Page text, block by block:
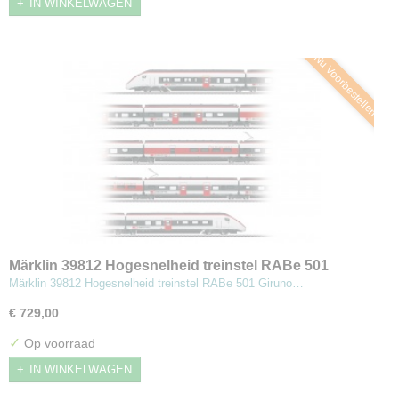
IN WINKELWAGEN
Nu Voorbestellen
Märklin 39812 Hogesnelheid treinstel RABe 501
Giruno
Märklin 39812 Hogesnelheid treinstel RABe 501 Giruno…
€ 729,00
✓ Op voorraad
IN WINKELWAGEN